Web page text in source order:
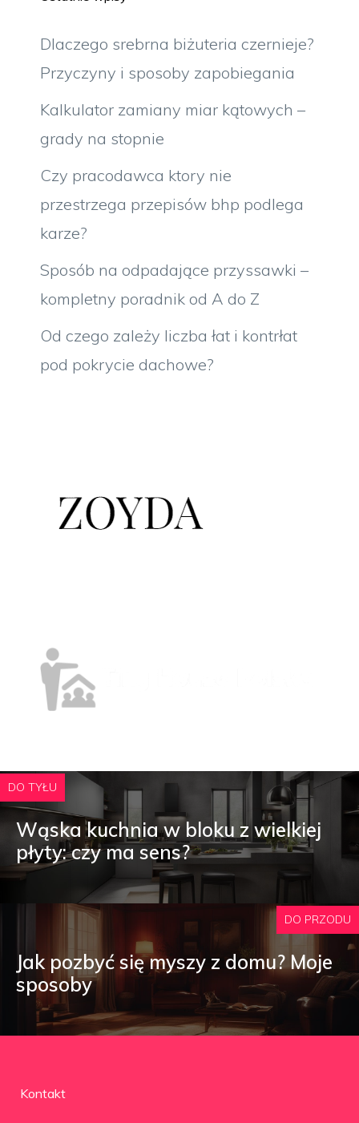
Dlaczego srebrna biżuteria czernieje?
Przyczyny i sposoby zapobiegania
Kalkulator zamiany miar kątowych –
grady na stopnie
Czy pracodawca ktory nie
przestrzega przepisów bhp podlega
karze?
Sposób na odpadające przyssawki –
kompletny poradnik od A do Z
Od czego zależy liczba łat i kontrłat
pod pokrycie dachowe?
DO TYŁU
Wąska kuchnia w bloku z wielkiej
płyty: czy ma sens?
DO PRZODU
Jak pozbyć się myszy z domu? Moje
sposoby
Kontakt